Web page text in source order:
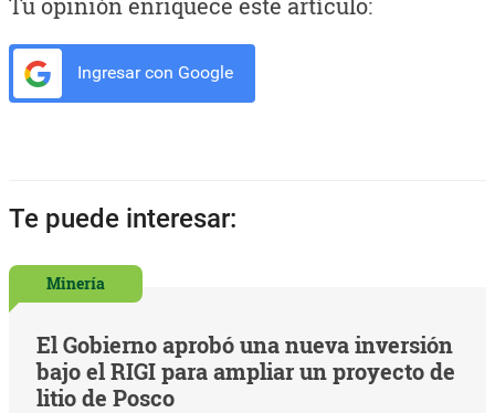
Ingresar con Google
Te puede interesar:
Minería
El Gobierno aprobó una nueva inversión
bajo el RIGI para ampliar un proyecto de
litio de Posco